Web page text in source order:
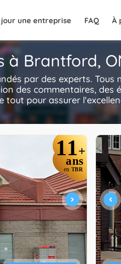
une entreprise FAQ À
à Brantford,
par des experts.
des commentaires, des
pour assurer
11+
ans
en TBR